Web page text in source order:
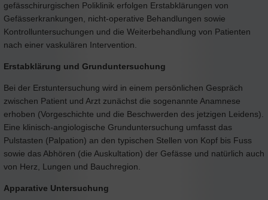
gefässchirurgischen Poliklinik erfolgen Erstabklärungen von
Gefässerkrankungen, nicht-operative Behandlungen sowie
Kontrolluntersuchungen und die Weiterbehandlung von Patienten
nach einer vaskulären Intervention.
Erstabklärung und Grunduntersuchung
Bei der Erstuntersuchung wird in einem persönlichen Gespräch
zwischen Patient und Arzt zunächst die sogenannte Anamnese
erhoben (Vorgeschichte und die Beschwerden des jetzigen Leidens).
Eine klinisch-angiologische Grunduntersuchung umfasst das
Pulstasten (Palpation) an den typischen Stellen von Kopf bis Fuss
sowie das Abhören (die Auskultation) der Gefässe und natürlich auch
von Herz, Lungen und Bauchregion.
Apparative Untersuchung